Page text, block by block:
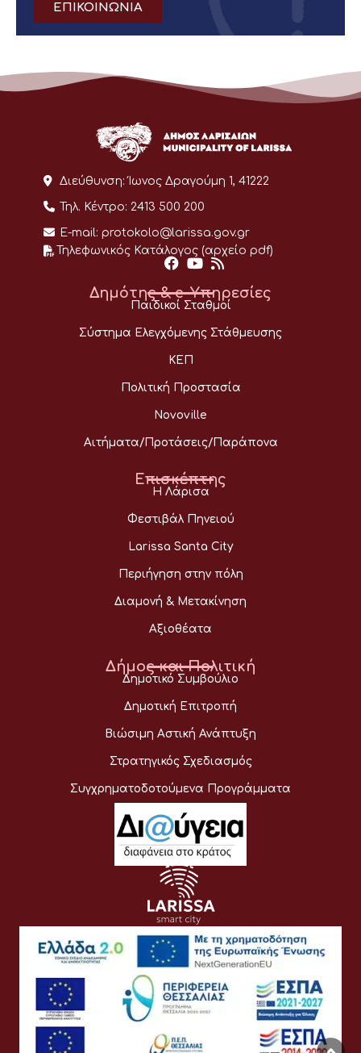
ΕΠΙΚΟΙΝΩΝΙΑ
Διεύθυνση: Ίωνος Δραγούμη 1, 41222
Τηλ. Κέντρο: 2413 500 200
E-mail: protokolo@larissa.gov.gr
Τηλεφωνικός Κατάλογος (αρχείο pdf)
Δημότης & e-Υπηρεσίες
Παιδικοί Σταθμοί
Σύστημα Ελεγχόμενης Στάθμευσης
ΚΕΠ
Πολιτική Προστασία
Novoville
Αιτήματα/Προτάσεις/Παράπονα
Επισκέπτης
Η Λάρισα
Φεστιβάλ Πηνειού
Larissa Santa City
Περιήγηση στην πόλη
Διαμονή & Μετακίνηση
Αξιοθέατα
Δήμος και Πολιτική
Δημοτικό Συμβούλιο
Δημοτική Επιτροπή
Βιώσιμη Αστική Ανάπτυξη
Στρατηγικός Σχεδιασμός
Συγχρηματοδοτούμενα Προγράμματα